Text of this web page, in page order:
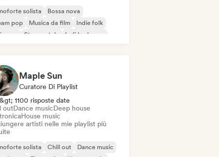
solista
Bossa nova
pop
Musica da film
Indie folk
pop
Strumentale Lofi bedroom
Maple Sun
Curatore Di Playlist
&gt; 1100 risposte date
outDance musicDeep house
House music
artisti nelle mie playlist più
solista Chill out
Dance music